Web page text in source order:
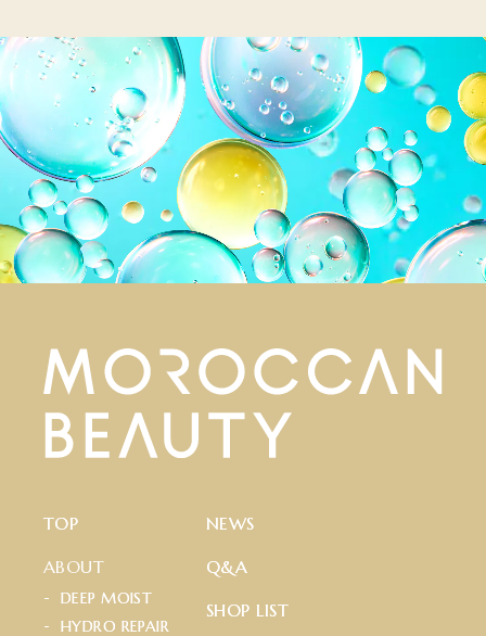
TOP
ABOUT
DEEP MOIST
HYDRO REPAIR
NEWS
Q&A
SHOP L IST